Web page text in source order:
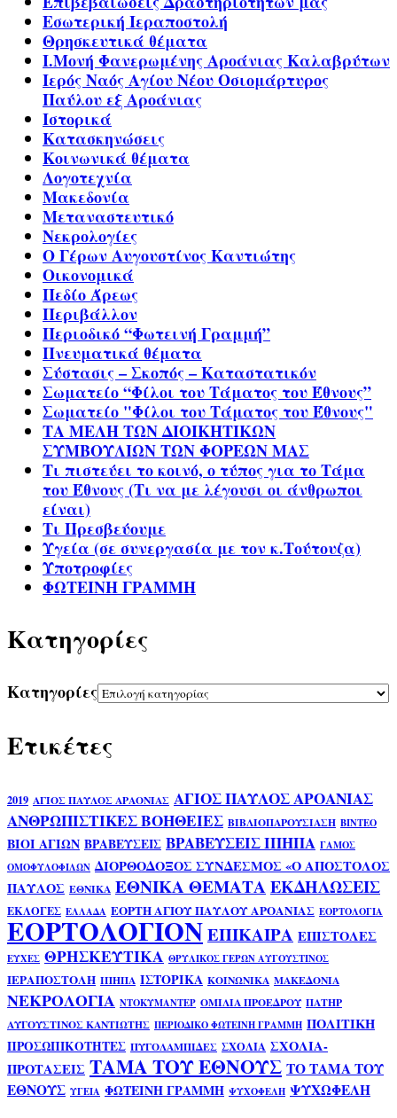
Εσωτερική Ιεραποστολή
Θρησκευτικά θέματα
Ι.Μονή Φανερωμένης Αροάνιας Καλαβρύτων
Ιερός Ναός Αγίου Νέου Οσιομάρτυρος
Παύλου εξ Αροάνιας
Ιστορικά
Κατασκηνώσεις
Κοινωνικά θέματα
Λογοτεχνία
Μακεδονία
Μεταναστευτικό
Νεκρολογίες
Ο Γέρων Αυγουστίνος Καντιώτης
Οικονομικά
Πεδίο Άρεως
Περιβάλλον
Περιοδικό “Φωτεινή Γραμμή”
Πνευματικά θέματα
Σύστασις – Σκοπός – Καταστατικόν
Σωματείο “Φίλοι του Τάματος του Έθνους”
Σωματείο "Φίλοι του Τάματος του Έθνους"
ΤΑ ΜΕΛΗ ΤΩΝ ΔΙΟΙΚΗΤΙΚΩΝ
ΣΥΜΒΟΥΛΙΩΝ ΤΩΝ ΦΟΡΕΩΝ ΜΑΣ
Τι πιστεύει το κοινό, ο τύπος για το Τάμα
του Έθνους (Τι να με λέγουσι οι άνθρωποι
είναι)
Τι Πρεσβεύουμε
Υγεία (σε συνεργασία με τον κ.Τούτουζα)
Υποτροφίες
ΦΩΤΕΙΝΗ ΓΡΑΜΜΗ
Kατηγορίες
Kατηγορίες
Ετικέτες
2019 ΑΓΙΟΣ ΠΑΥΛΟΣ ΑΡΑΟΝΙΑΣ ΑΓΙΟΣ ΠΑΥΛΟΣ ΑΡΟΑΝΙΑΣ
ΑΝΘΡΩΠΙΣΤΙΚΕΣ ΒΟΗΘΕΙΕΣ ΒΙΒΛΙΟΠΑΡΟΥΣΙΑΣΗ ΒΙΝΤΕΟ
ΒΙΟΙ ΑΓΙΩΝ ΒΡΑΒΕΥΣΕΙΣ ΒΡΑΒΕΥΣΕΙΣ ΙΠΗΠΑ ΓΑΜΟΣ
ΟΜΟΦΥΛΟΦΙΛΩΝ ΔΙΟΡΘΟΔΟΞΟΣ ΣΥΝΔΕΣΜΟΣ «Ο ΑΠΟΣΤΟΛΟΣ
ΠΑΥΛΟΣ ΕΘΝΙΚΑ ΕΘΝΙΚΑ ΘΕΜΑΤΑΕΚΔΗΛΩΣΕΙΣ
ΕΚΛΟΓΕΣ ΕΛΛΑΔΑ ΕΟΡΤΗ ΑΓΙΟΥ ΠΑΥΛΟΥ ΑΡΟΑΝΙΑΣ ΕΟΡΤΟΛΟΓΙΑ
ΕΟΡΤΟΛΟΓΙΟΝΕΠΙΚΑΙΡΑ ΕΠΙΣΤΟΛΕΣ
ΕΥΧΕΣ ΘΡΗΣΚΕΥΤΙΚΑ ΘΡΥΛΙΚΟΣ ΓΕΡΩΝ ΑΥΓΟΥΣΤΙΝΟΣ
ΙΕΡΑΠΟΣΤΟΛΗ ΙΠΗΠΑ ΙΣΤΟΡΙΚΑ ΚΟΙΝΩΝΙΚΑ ΜΑΚΕΔΟΝΙΑ
ΝΕΚΡΟΛΟΓΙΑ ΝΤΟΚΥΜΑΝΤΕΡ ΟΜΙΛΙΑ ΠΡΟΕΔΡΟΥ ΠΑΤΗΡ
ΑΥΓΟΥΣΤΙΝΟΣ ΚΑΝΤΙΩΤΗΣ ΠΕΡΙΟΔΙΚΟ ΦΩΤΕΙΝΗ ΓΡΑΜΜΗ ΠΟΛΙΤΙΚΗ
ΠΡΟΣΩΠΙΚΟΤΗΤΕΣ ΠΥΓΟΛΑΜΠΙΔΕΣ ΣΧΟΛΙΑ ΣΧΟΛΙΑ-
ΠΡΟΤΑΣΕΙΣ ΤΑΜΑ ΤΟΥ ΕΘΝΟΥΣ ΤΟ ΤΑΜΑ ΤΟΥ
ΕΘΝΟΥΣ ΥΓΕΙΑ ΦΩΤΕΙΝΗ ΓΡΑΜΜΗ ΨΥΧΟΦΕΛΗ ΨΥΧΩΦΕΛΗ